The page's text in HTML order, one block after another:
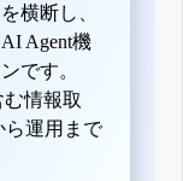
横断し、
Agent機
です。
情報取
ら運用まで